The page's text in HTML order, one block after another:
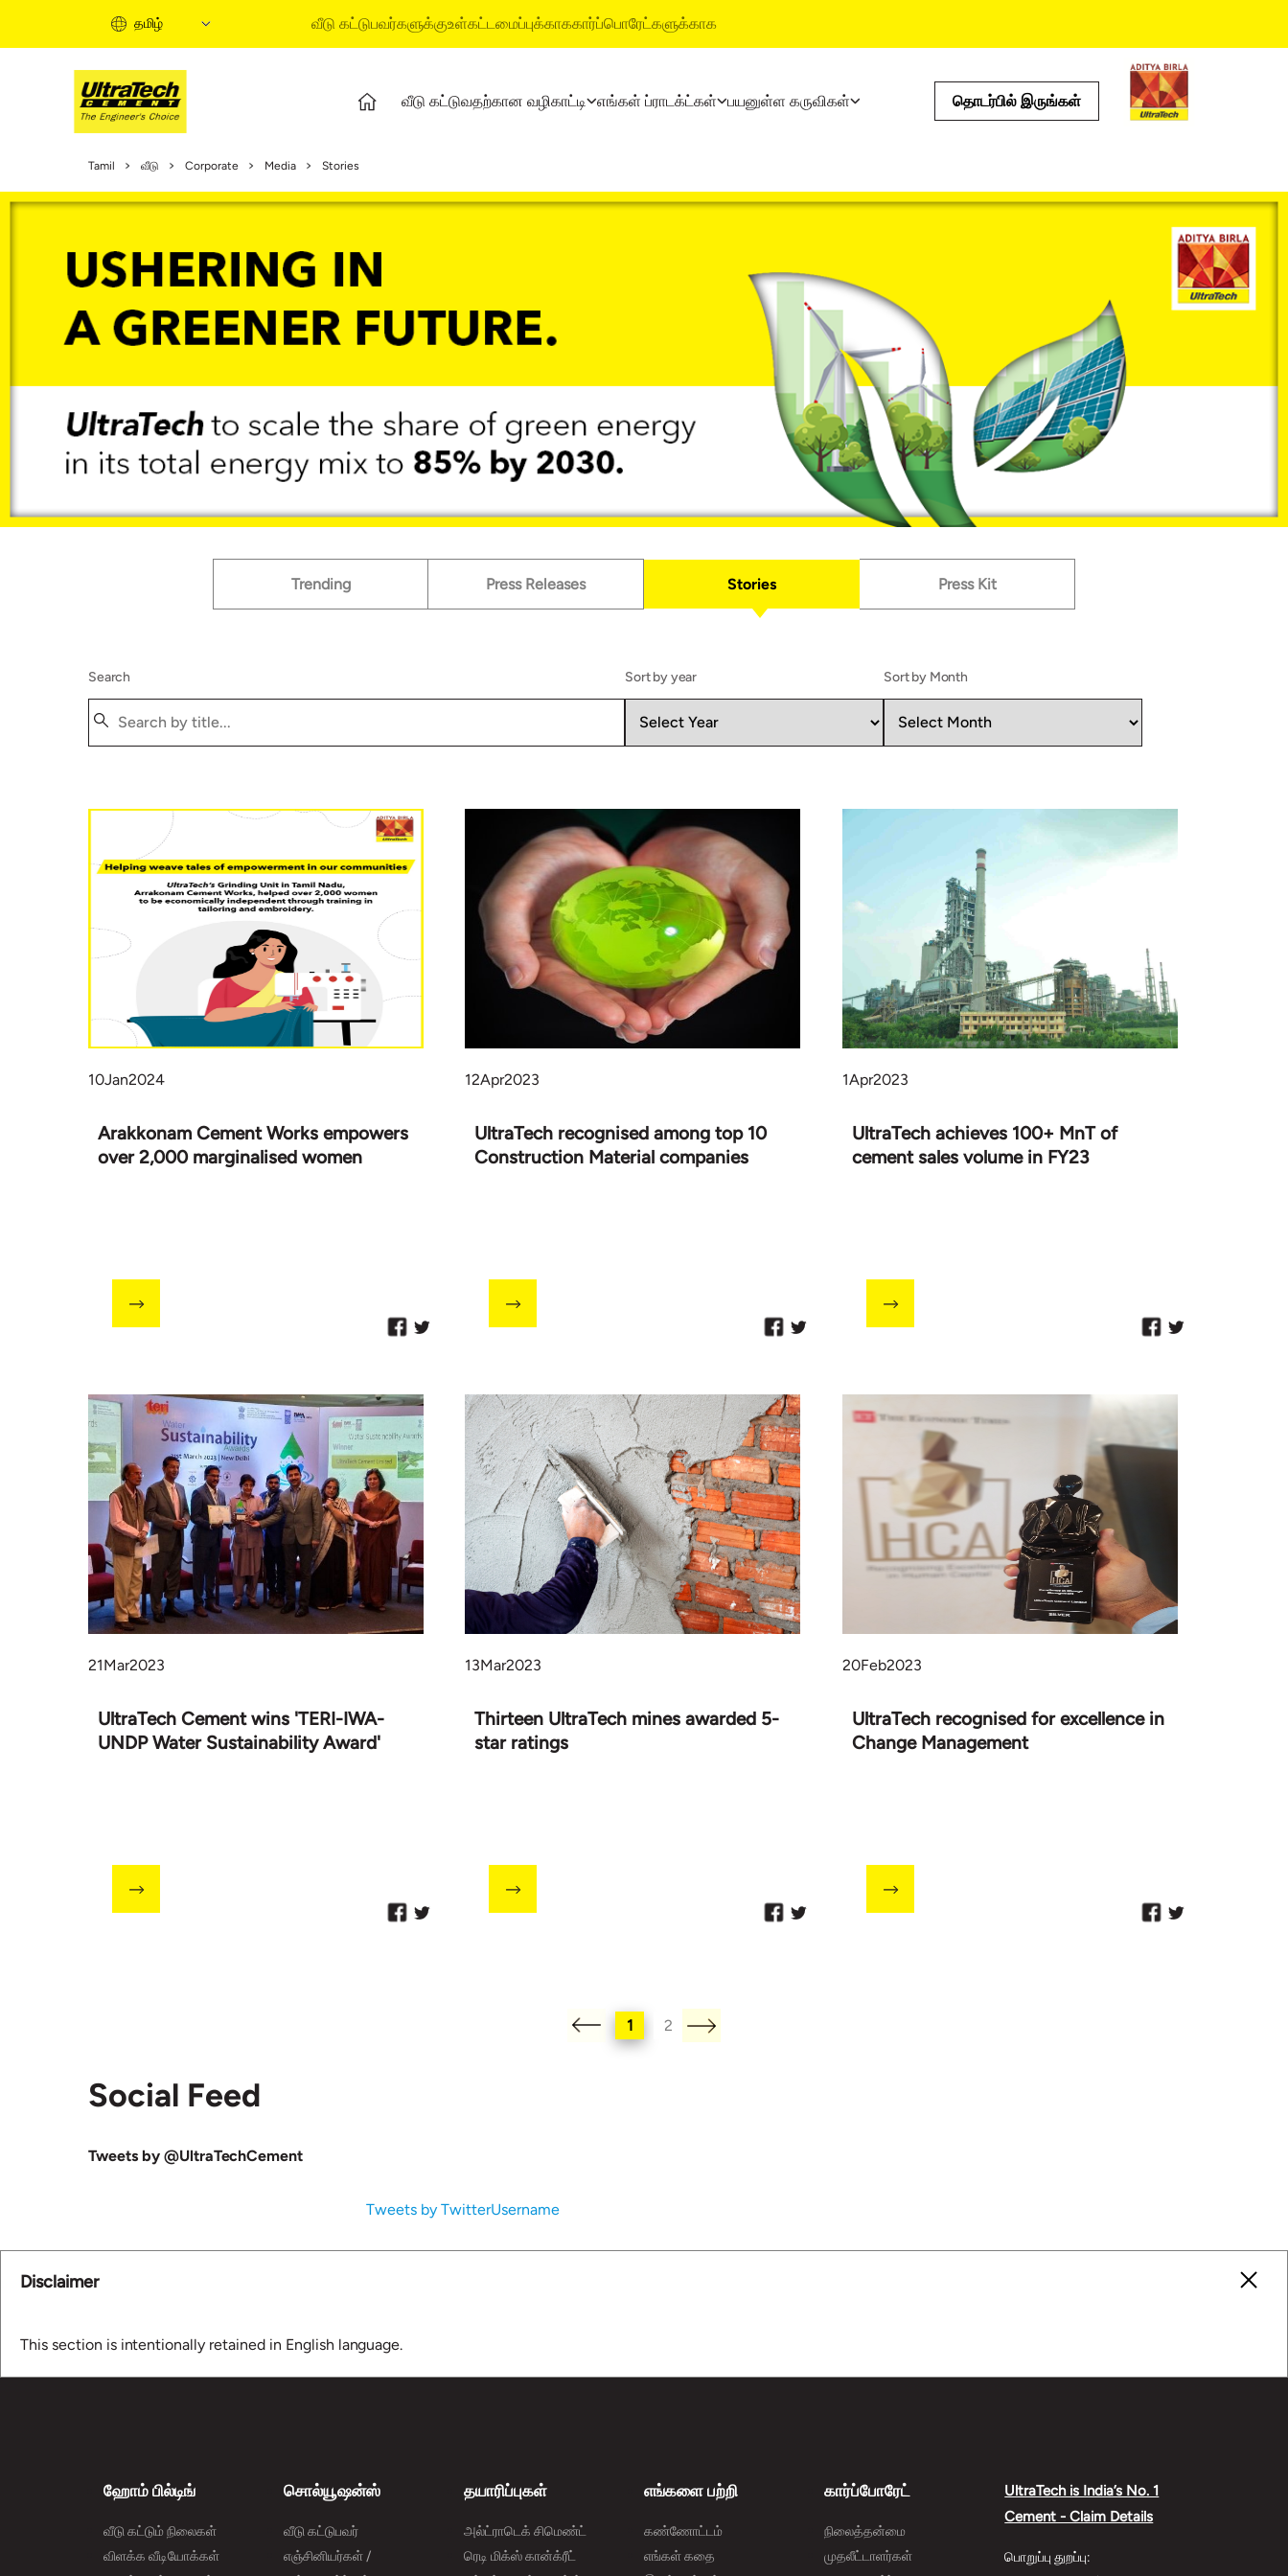
தமிழ் வீடு கட்டுபவர்களுக்குஉள்கட்டமைப்புக்காககார்ப்பொரேட்களுக்காக
வீடு கட்டுவதற்கான வழிகாட்டி எங்கள் ப்ராடக்ட்கள் பயனுள்ள கருவிகள்
வீடு கட்டுமானத்தின் நிலைகள்
பை சொல்யூஷன்ஸ்
ஹோம் பில்டிங் பேசிக்ஸ்
அல்ட்ராடெக் சிமென்ட்
வாட்டர்ப்ரூஃபிங் சிஸ்டம்ஸ்
செலவு கால்குலேட்டர்
ஓடு கால்குலேட்டர்
தொடர்பில் இருங்கள்
Tamil வீடு Corporate Media Stories
Trending Press Releases Stories Press Kit
Search Sort by year Sort by Month
2024
Jan
10
Arakkonam Cement Works empowers
over 2,000 marginalised women
2023
Apr
12
UltraTech recognised among top 10
Construction Material companies
2023
Apr
1
UltraTech achieves 100+ MnT of
cement sales volume in FY23
2023
Mar
21
UltraTech Cement wins 'TERI-IWA-
UNDP Water Sustainability Award'
2023
Mar
13
Thirteen UltraTech mines awarded 5-
star ratings
2023
Feb
20
UltraTech recognised for excellence in
Change Management
1 2
Social Feed
Tweets by @UltraTechCement
Tweets by TwitterUsername
Disclaimer
This section is intentionally retained in English language.
ஹோம் பில்டிங்
வீடு கட்டும் நிலைகள்
விளக்க வீடியோக்கள்
சொல்யூஷன்ஸ்
வீடு கட்டுபவர்
எஞ்சினியர்கள் /
தயாரிப்புகள்
அல்ட்ராடெக் சிமெண்ட்
ரெடி மிக்ஸ் கான்க்ரீட்
எங்களை பற்றி
கண்ணோட்டம்
எங்கள் கதை
கார்ப்போரேட்
நிலைத்தன்மை
முதலீட்டாளர்கள்
UltraTech is India’s No. 1
Cement - Claim Details
பொறுப்பு துறப்பு: